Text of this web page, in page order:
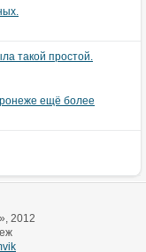
такой простой.
ещё более
2012